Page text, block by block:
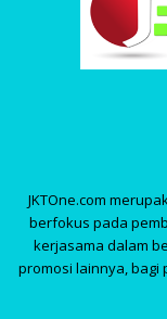
JKTOne.com
berfokus pada
kerjasama dalam
promosi lainnya, bagi